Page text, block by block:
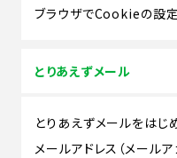
ブラウザでCookieの設
とりあえずメール
とりあえずメールをは
メールアドレス（メール